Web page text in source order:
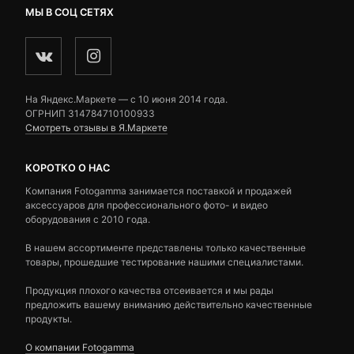
МЫ В СОЦ СЕТЯХ
На Яндекс.Маркете — c 10 июня 2014 года.
ОГРНИП 314784710100933
Смотреть отзывы в Я.Маркете
КОРОТКО О НАС
Компания Fotogamma занимается поставкой и продажей
аксессуаров для профессионального фото- и видео
оборудования с 2010 года.
В нашем ассортименте представлены только качественные
товары, прошедшие тестирование нашими специалистами.
Продукция плохого качества отсеивается и мы рады
предложить вашему вниманию действительно качественные
продукты.
О компании Fotogamma